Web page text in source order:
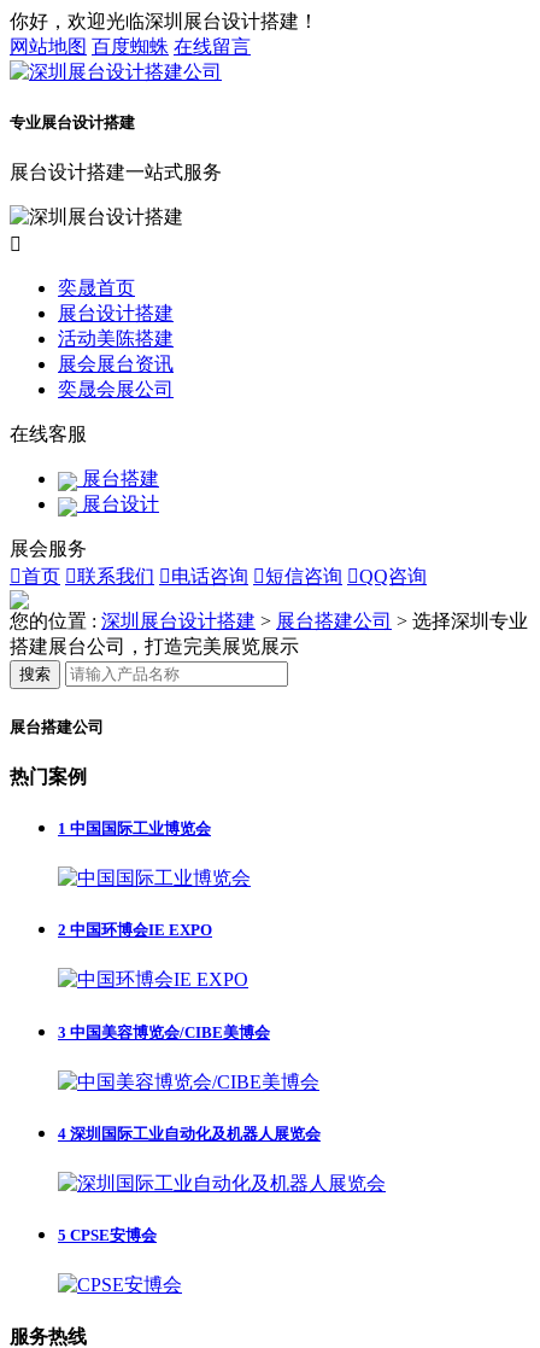
你好，欢迎光临深圳展台设计搭建！
网站地图 百度蜘蛛 在线留言
专业展台设计搭建
展台设计搭建一站式服务

奕晟首页
展台设计搭建
活动美陈搭建
展会展台资讯
奕晟会展公司
在线客服
展台搭建
展台设计
展会服务
首页 联系我们 电话咨询 短信咨询 QQ咨询
您的位置 : 深圳展台设计搭建 > 展台搭建公司 > 选择深圳专业
搭建展台公司，打造完美展览展示
搜索
展台搭建公司
热门案例
1 中国国际工业博览会
2 中国环博会IE EXPO
3 中国美容博览会/CIBE美博会
4 深圳国际工业自动化及机器人展览会
5 CPSE安博会
服务热线